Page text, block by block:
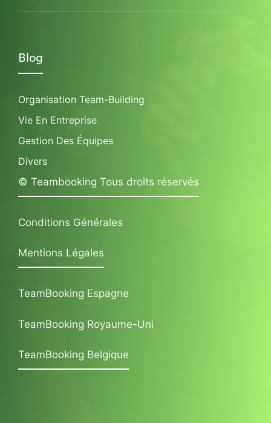
Blog
Organisation Team-Building
Vie En Entreprise
Gestion Des Équipes
Divers
© Teambooking Tous droits réservés
Conditions Générales
Mentions Légales
TeamBooking Espagne
TeamBooking Royaume-Uni
TeamBooking Belgique